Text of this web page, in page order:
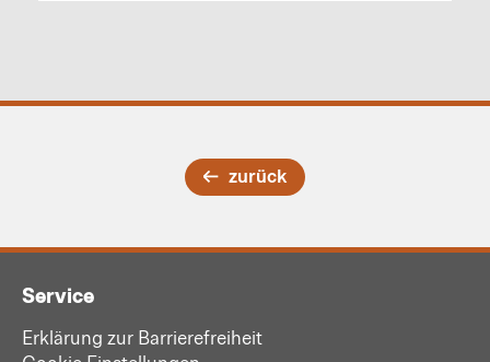
zurück
Service
Erklärung zur Barrierefreiheit